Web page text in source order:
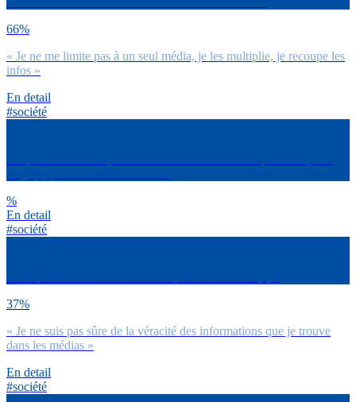
66%
« Je ne me limite pas à un seul média, je les multiplie, je recoupe les
infos »
En detail
#société
%
En detail
#société
37%
« Je ne suis pas sûre de la véracité des informations que je trouve
dans les médias »
En detail
#société